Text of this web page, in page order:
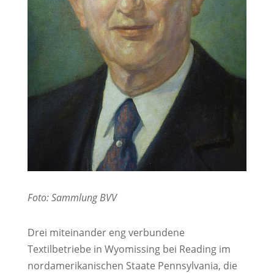
Foto: Sammlung BVV
Drei miteinander eng verbundene
Textilbetriebe in Wyomissing bei Reading im
nordamerikanischen Staate Pennsylvania, die